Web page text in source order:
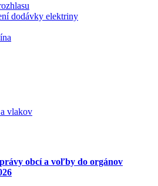
dodávky elektriny
vlakov
obcí a voľby do orgánov